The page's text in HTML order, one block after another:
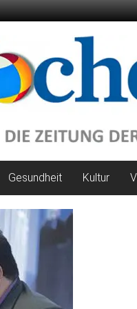
Gesundheit Kultur